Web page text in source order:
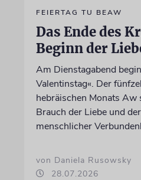
FEIERTAG TU BEAW
Das Ende des
Beginn der
Am Dienstagabend
Valentinstag«. Der
hebräischen Monats Aw
Brauch der Liebe und
menschlicher
von Daniela Rusowsky
28.07.2026